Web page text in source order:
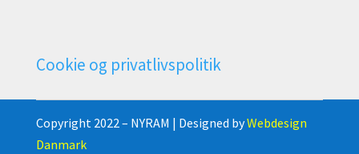
Cookie og privatlivspolitik
Copyright 2022 – NYRAM | Designed byWebdesign
Danmark